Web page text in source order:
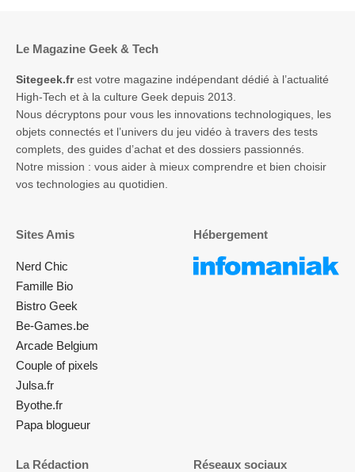
Le Magazine Geek & Tech
Sitegeek.frest votre magazine indépendant dédié à l’actualité
High-Tech et à la culture Geek depuis 2013.
Nous décryptons pour vous les innovations technologiques, les
objets connectés et l’univers du jeu vidéo à travers des tests
complets, des guides d’achat et des dossiers passionnés.
Notre mission : vous aider à mieux comprendre et bien choisir
vos technologies au quotidien.
Sites Amis
Nerd Chic
Famille Bio
Bistro Geek
Be-Games.be
Arcade Belgium
Couple of pixels
Julsa.fr
Byothe.fr
Papa blogueur
Hébergement
La Rédaction Réseaux sociaux